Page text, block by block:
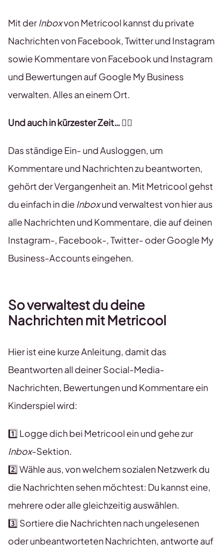
Mit der Inboxvon Metricool kannst du private
Nachrichten von Facebook, Twitter und Instagram
sowie Kommentare von Facebook und Instagram
und Bewertungen auf Google My Business
verwalten. Alles an einem Ort.
Und auch in kürzester Zeit… 👇🏻
Das ständige Ein- und Ausloggen, um
Kommentare und Nachrichten zu beantworten,
gehört der Vergangenheit an. Mit Metricool gehst
du einfach in die Inboxund verwaltest von hier aus
alle Nachrichten und Kommentare, die auf deinen
Instagram-, Facebook-, Twitter- oder Google My
Business-Accounts eingehen.
So verwaltest du deine
Nachrichten mit Metricool
Hier ist eine kurze Anleitung, damit das
Beantworten all deiner Social-Media-
Nachrichten, Bewertungen und Kommentare ein
Kinderspiel wird:
1️⃣ Logge dich bei Metricool ein und gehe zur
Inbox-Sektion.
2️⃣ Wähle aus, von welchem sozialen Netzwerk du
die Nachrichten sehen möchtest: Du kannst eine,
mehrere oder alle gleichzeitig auswählen.
3️⃣ Sortiere die Nachrichten nach ungelesenen
oder unbeantworteten Nachrichten, antworte auf